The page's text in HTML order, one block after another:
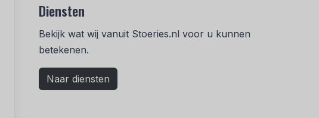
Diensten
Bekijk wat wij vanuit Stoeries.nl voor u kunnen
betekenen.
Naar diensten